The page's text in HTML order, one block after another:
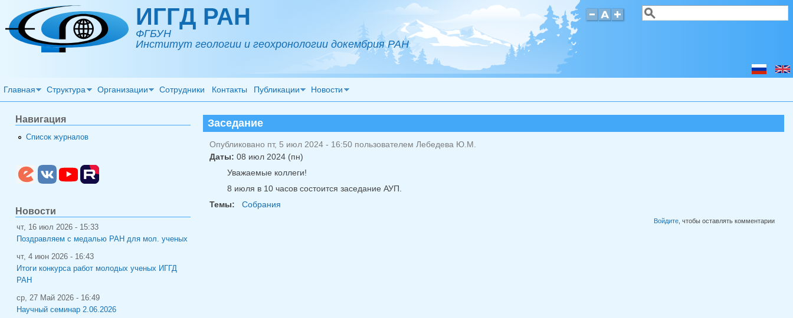
Перейти к основному содержанию ИГГД РАН
ФГБУН
Институт геологии и геохронологии докембрия РАН
Форма поиска
Поиск
Главная Структура Организации Сотрудники Контакты Публикации Новости
Заседание
Опубликовано пт, 5 июл 2024 - 16:50 пользователем Лебедева Ю.М.
Даты: 08 июл 2024 (пн)
Уважаемые коллеги!
8 июля в 10 часов состоится заседание АУП.
Темы:
Собрания
Войдите, чтобы оставлять комментарии
Навигация
Список журналов
Новости
чт, 16 июл 2026 - 15:33
Поздравляем с медалью РАН для мол. ученых
чт, 4 июн 2026 - 16:43
Итоги конкурса работ молодых ученых ИГГД
РАН
ср, 27 Май 2026 - 16:49
Научный семинар 2.06.2026